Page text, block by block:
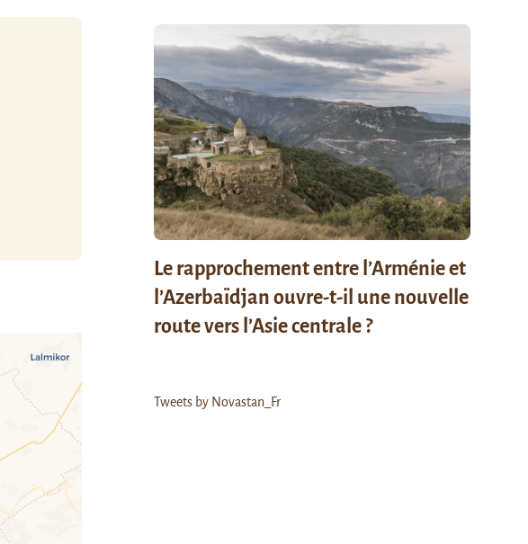
Le rapprochement entre l’Arménie et
l’Azerbaïdjan ouvre-t-il une nouvelle
route vers l’Asie centrale ?
Tweets by Novastan_Fr